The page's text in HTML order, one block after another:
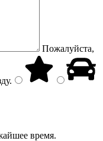
Пожалуйста,
.
время.